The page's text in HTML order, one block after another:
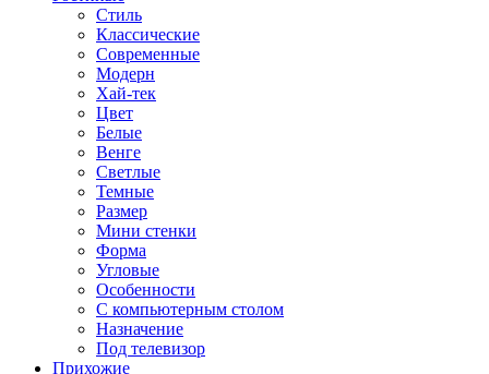
Стиль
Классические
Современные
Модерн
Хай-тек
Цвет
Белые
Венге
Светлые
Темные
Размер
Мини стенки
Форма
Угловые
Особенности
С компьютерным столом
Назначение
Под телевизор
Прихожие